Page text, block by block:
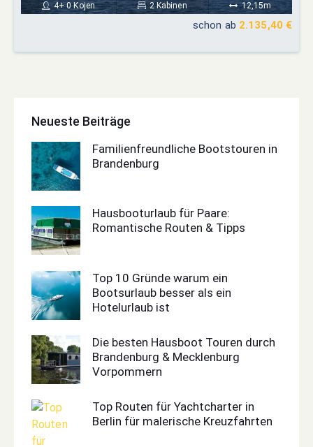
4+ 0 Kojen 2 Kabinen 12,15m
schon ab 2.135,40 €
Neueste Beiträge
Familienfreundliche Bootstouren in
Brandenburg
Hausbooturlaub für Paare:
Romantische Routen & Tipps
Top 10 Gründe warum ein
Bootsurlaub besser als ein
Hotelurlaub ist
Die besten Hausboot Touren durch
Brandenburg & Mecklenburg
Vorpommern
Top Routen für Yachtcharter in
Berlin für malerische Kreuzfahrten